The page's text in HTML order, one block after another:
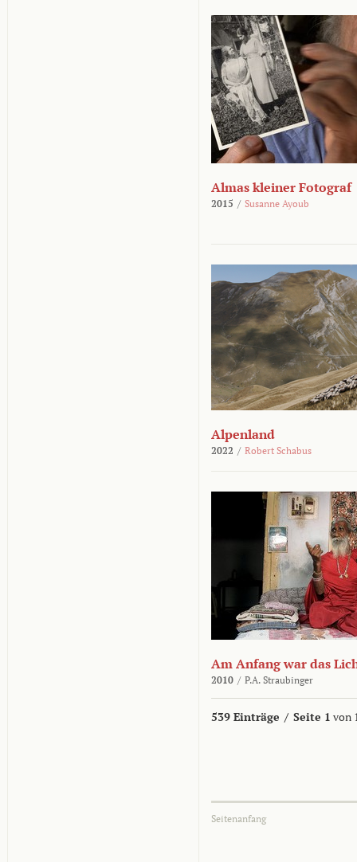
Almas kleiner Fotograf
2015 / Susanne Ayoub
Alpenland
2022 / Robert Schabus
Am Anfang war das
2010 / P.A. Straubinger
539 Einträge / Seite 1 von
Seitenanfang